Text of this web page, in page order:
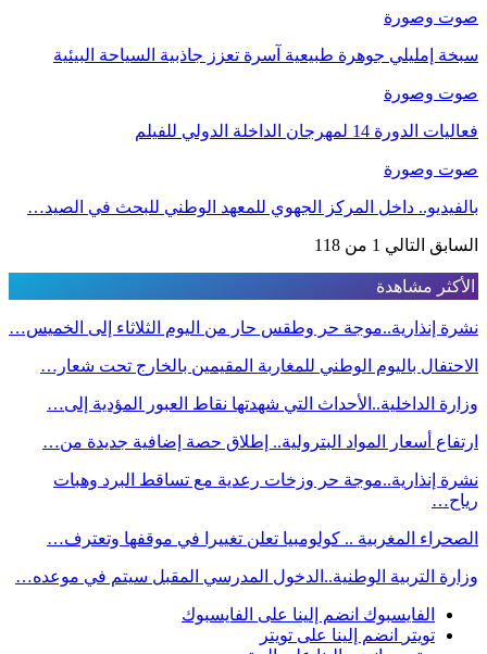
صوت وصورة
سبخة إمليلي جوهرة طبيعية آسرة تعزز جاذبية السياحة البيئية
صوت وصورة
فعاليات الدورة 14 لمهرجان الداخلة الدولي للفيلم
صوت وصورة
بالفيديو.. داخل المركز الجهوي للمعهد الوطني للبحث في الصيد…
السابق التالي 1 من 118
الأكثر مشاهدة
نشرة إنذارية..موجة حر وطقس حار من اليوم الثلاثاء إلى الخميس…
الاحتفال باليوم الوطني للمغاربة المقيمين بالخارج تحت شعار…
وزارة الداخلية..الأحداث التي شهدتها نقاط العبور المؤدية إلى…
ارتفاع أسعار المواد البترولية.. إطلاق حصة إضافية جديدة من…
نشرة إنذارية..موجة حر وزخات رعدية مع تساقط البرد وهبات
رياح…
الصحراء المغربية .. كولومبيا تعلن تغييرا في موقفها وتعترف…
وزارة التربية الوطنية..الدخول المدرسي المقبل سیتم في موعده…
الفايسبوك انضم إلينا على الفايسبوك
تويتر
انضم إلينا على تويتر